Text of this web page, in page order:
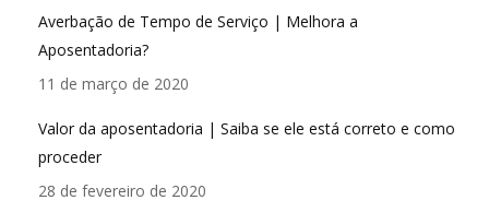
Averbação de Tempo de Serviço | Melhora a
Aposentadoria?
11 de março de 2020
Valor da aposentadoria | Saiba se ele está correto e como
proceder
28 de fevereiro de 2020